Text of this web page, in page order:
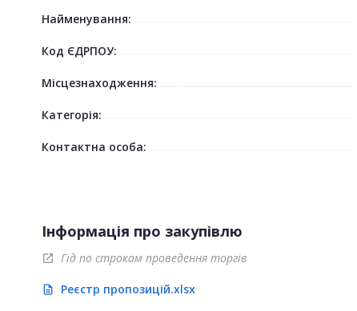
Найменування:
Код ЄДРПОУ:
Місцезнаходження:
Категорія:
Контактна особа:
Інформація про закупівлю
open_in_new Гід по строкам проведення торгів
description Реєстр пропозицій.xlsx